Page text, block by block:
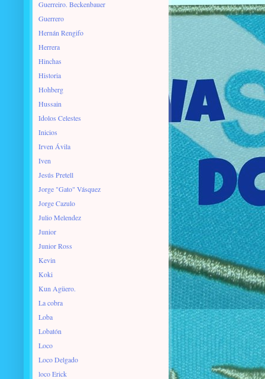
Guerreiro. Beckenbauer
Guerrero
Hernán Rengifo
Herrera
Hinchas
Historia
Hohberg
Hussain
Idolos Celestes
Inicios
Irven Ávila
Iven
Jesús Pretell
Jorge "Gato" Vásquez
Jorge Cazulo
Julio Melendez
Junior
Junior Ross
Kevin
Koki
Kun Agüero.
La cobra
Loba
Lobatón
Loco
Loco Delgado
loco Erick